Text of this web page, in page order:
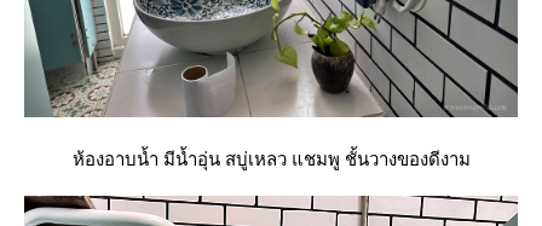
ห้องอาบน้ำ มีน้ำอุ่น สบู่เหลว แชมพู ชั้นวางของดีงาม